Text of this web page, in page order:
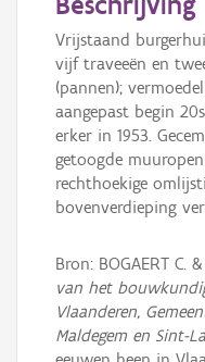
Vrijstaand
vijf traveeën en
(pannen);
aangepast begin
erker in 1953.
getoogde
rechthoekige
bovenverdieping
Bron: BOGAERT C.
van het
Vlaanderen,
Maldegem en Sint-